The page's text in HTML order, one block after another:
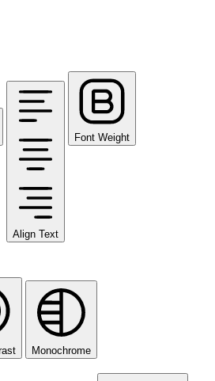
Align Text
Font Weight
Monochrome